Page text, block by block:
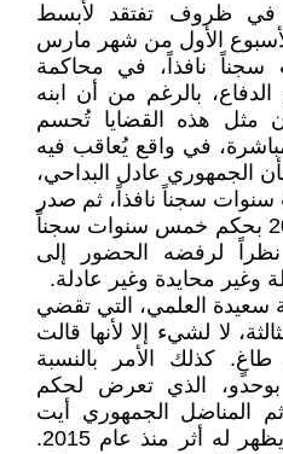
في ظروف تفتقد لأبسط
الأول من شهر مارس
سجناً نافذاً، في محاكمة
بالرغم من أن ابنه
مثل هذه القضايا تُحسم
في واقع يُعاقب فيه
عادل البداحي،
سنوات سجناً نافذاً، ثم صدر
حكم آخر اليوم 3 مارس 2026 بحكم خمس سنوات سجناً
نظراً لرفضه الحضور إلى
وغير محايدة وغير عادلة.
سعيدة العلمي، التي تقضي
لا لشيء إلا لأنها قالت
كذلك الأمر بالنسبة
الذي تعرض لحكم
المناضل الجمهوري أيت
لحسن المختطف، الذي لم يظهر له أثر منذ عام 2015.